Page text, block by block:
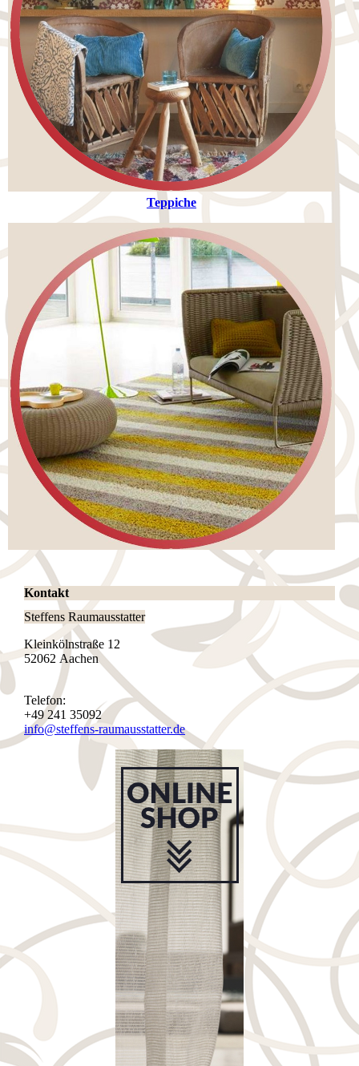
Teppiche
Kontakt
Steffens Raumausstatter
Kleinkölnstraße 12
52062 Aachen
Telefon:
+49 241 35092
info@steffens-raumausstatter.de